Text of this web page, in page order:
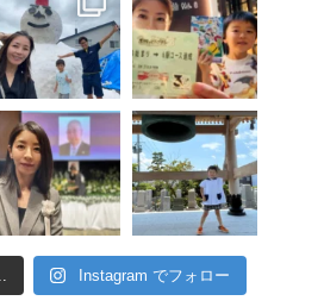
Instagram でフォロー